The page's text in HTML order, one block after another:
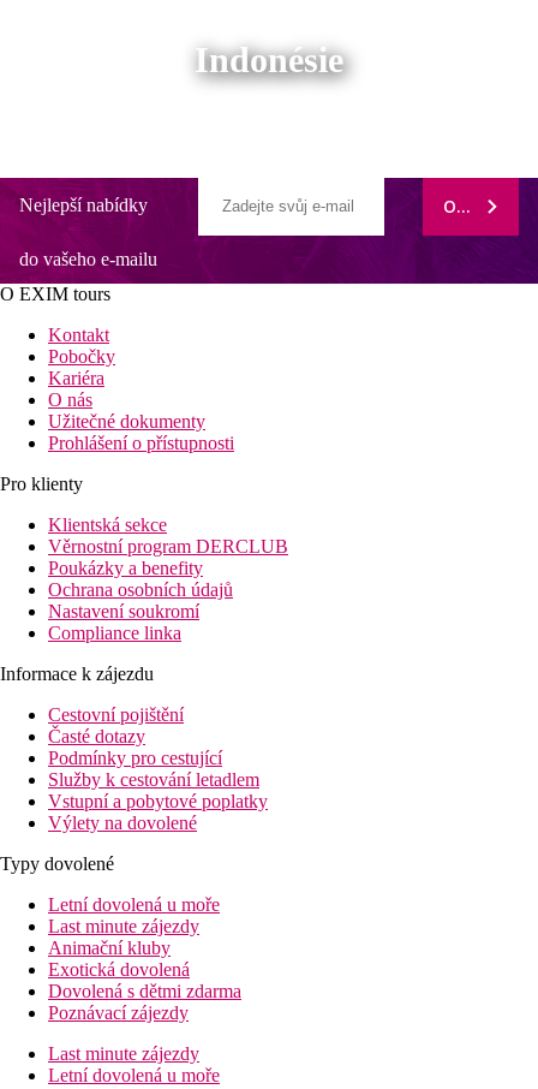
Indonésie
Nejlepší nabídky
do vašeho e-mailu
ODEBÍRAT
O EXIM tours
Kontakt
Pobočky
Kariéra
O nás
Užitečné dokumenty
Prohlášení o přístupnosti
Pro klienty
Klientská sekce
Věrnostní program DERCLUB
Poukázky a benefity
Ochrana osobních údajů
Nastavení soukromí
Compliance linka
Informace k zájezdu
Cestovní pojištění
Časté dotazy
Podmínky pro cestující
Služby k cestování letadlem
Vstupní a pobytové poplatky
Výlety na dovolené
Typy dovolené
Letní dovolená u moře
Last minute zájezdy
Animační kluby
Exotická dovolená
Dovolená s dětmi zdarma
Poznávací zájezdy
Last minute zájezdy
Letní dovolená u moře